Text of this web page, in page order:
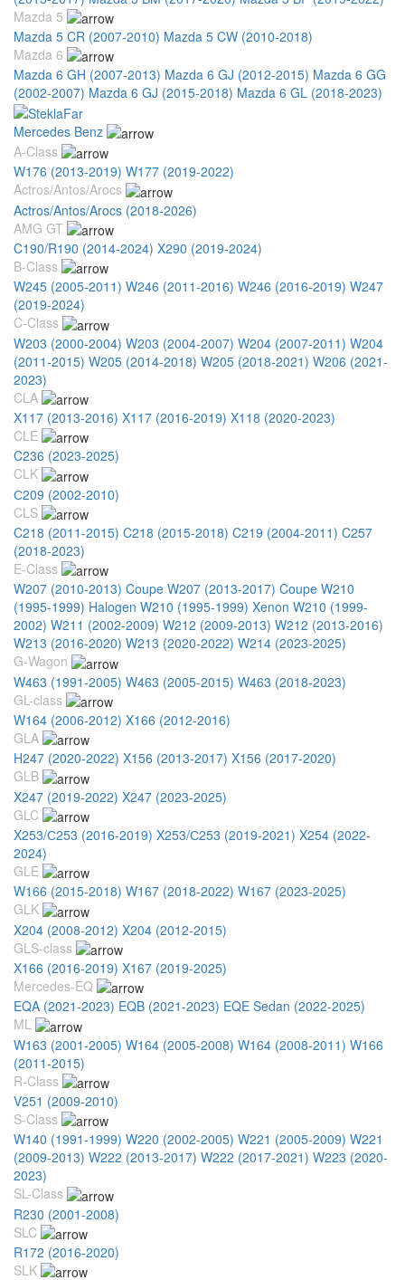
Mazda 5
Mazda 5 CR (2007-2010) Mazda 5 CW (2010-2018)
Mazda 6
Mazda 6 GH (2007-2013) Mazda 6 GJ (2012-2015) Mazda 6 GG
(2002-2007) Mazda 6 GJ (2015-2018) Mazda 6 GL (2018-2023)
Mercedes Benz
A-Class
W176 (2013-2019) W177 (2019-2022)
Actros/Antos/Arocs
Actros/Antos/Arocs (2018-2026)
AMG GT
C190/R190 (2014-2024) X290 (2019-2024)
B-Class
W245 (2005-2011) W246 (2011-2016) W246 (2016-2019) W247
(2019-2024)
C-Class
W203 (2000-2004) W203 (2004-2007) W204 (2007-2011) W204
(2011-2015) W205 (2014-2018) W205 (2018-2021) W206 (2021-
2023)
CLA
X117 (2013-2016) X117 (2016-2019) X118 (2020-2023)
CLE
C236 (2023-2025)
CLK
С209 (2002-2010)
CLS
C218 (2011-2015) C218 (2015-2018) C219 (2004-2011) C257
(2018-2023)
E-Class
W207 (2010-2013) Coupe W207 (2013-2017) Coupe W210
(1995-1999) Halogen W210 (1995-1999) Xenon W210 (1999-
2002) W211 (2002-2009) W212 (2009-2013) W212 (2013-2016)
W213 (2016-2020) W213 (2020-2022) W214 (2023-2025)
G-Wagon
W463 (1991-2005) W463 (2005-2015) W463 (2018-2023)
GL-class
W164 (2006-2012) X166 (2012-2016)
GLA
H247 (2020-2022) X156 (2013-2017) X156 (2017-2020)
GLB
X247 (2019-2022) X247 (2023-2025)
GLC
X253/С253 (2016-2019) X253/С253 (2019-2021) X254 (2022-
2024)
GLE
W166 (2015-2018) W167 (2018-2022) W167 (2023-2025)
GLK
X204 (2008-2012) X204 (2012-2015)
GLS-class
X166 (2016-2019) X167 (2019-2025)
Mercedes-EQ
EQA (2021-2023) EQB (2021-2023) EQE Sedan (2022-2025)
ML
W163 (2001-2005) W164 (2005-2008) W164 (2008-2011) W166
(2011-2015)
R-Class
V251 (2009-2010)
S-Class
W140 (1991-1999) W220 (2002-2005) W221 (2005-2009) W221
(2009-2013) W222 (2013-2017) W222 (2017-2021) W223 (2020-
2023)
SL-Class
R230 (2001-2008)
SLC
R172 (2016-2020)
SLK